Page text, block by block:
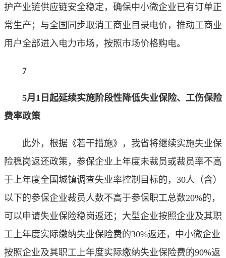
护产业链供应链安全稳定，确保中小微企业已有订单正
常生产；与全国同步取消工商业目录电价，推动工商业
用户全部进入电力市场，按照市场价格购电。
7
5月1日起延续实施阶段性降低失业保险、工伤保险
费率政策
此外，根据《若干措施》，我省将继续实施失业保
险稳岗返还政策，参保企业上年度未裁员或裁员率不高
于上年度全国城镇调查失业率控制目标的，30人（含）
以下的参保企业裁员人数不高于参保职工总数20%的，
可以申请失业保险稳岗返还；大型企业按照企业及其职
工上年度实际缴纳失业保险费的30%返还，中小微企业
按照企业及其职工上年度实际缴纳失业保险费的90%返